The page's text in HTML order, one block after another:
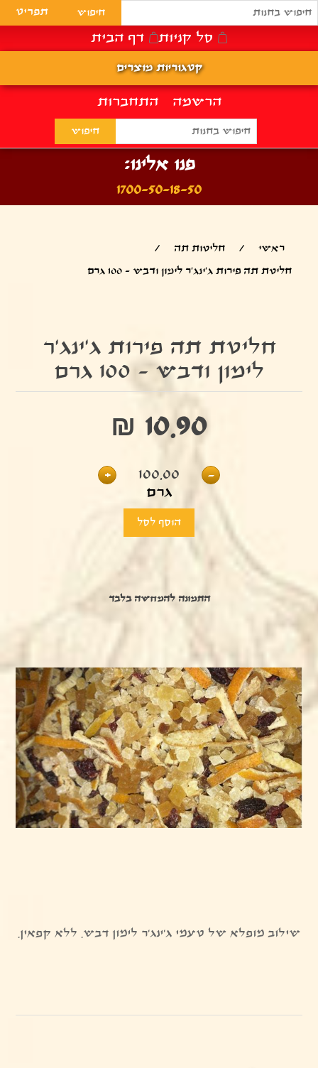
הרשמה התחברות
סל קניות דף הבית
פנו אלינו:
1700-50-18-50
ראשי / חליטות תה
/
חליטת תה פירות ג'ינג'ר לימון ודבש - 100 גרם
חליטת תה פירות ג'ינג'ר
לימון ודבש - 100 גרם
₪ 10.90
-
100.00
גרם
+
התמונה להמחשה בלבד
שילוב מופלא של טעמי ג'ינג'ר לימון דבש. ללא קפאין.
תפריט
קטגוריות מוצרים